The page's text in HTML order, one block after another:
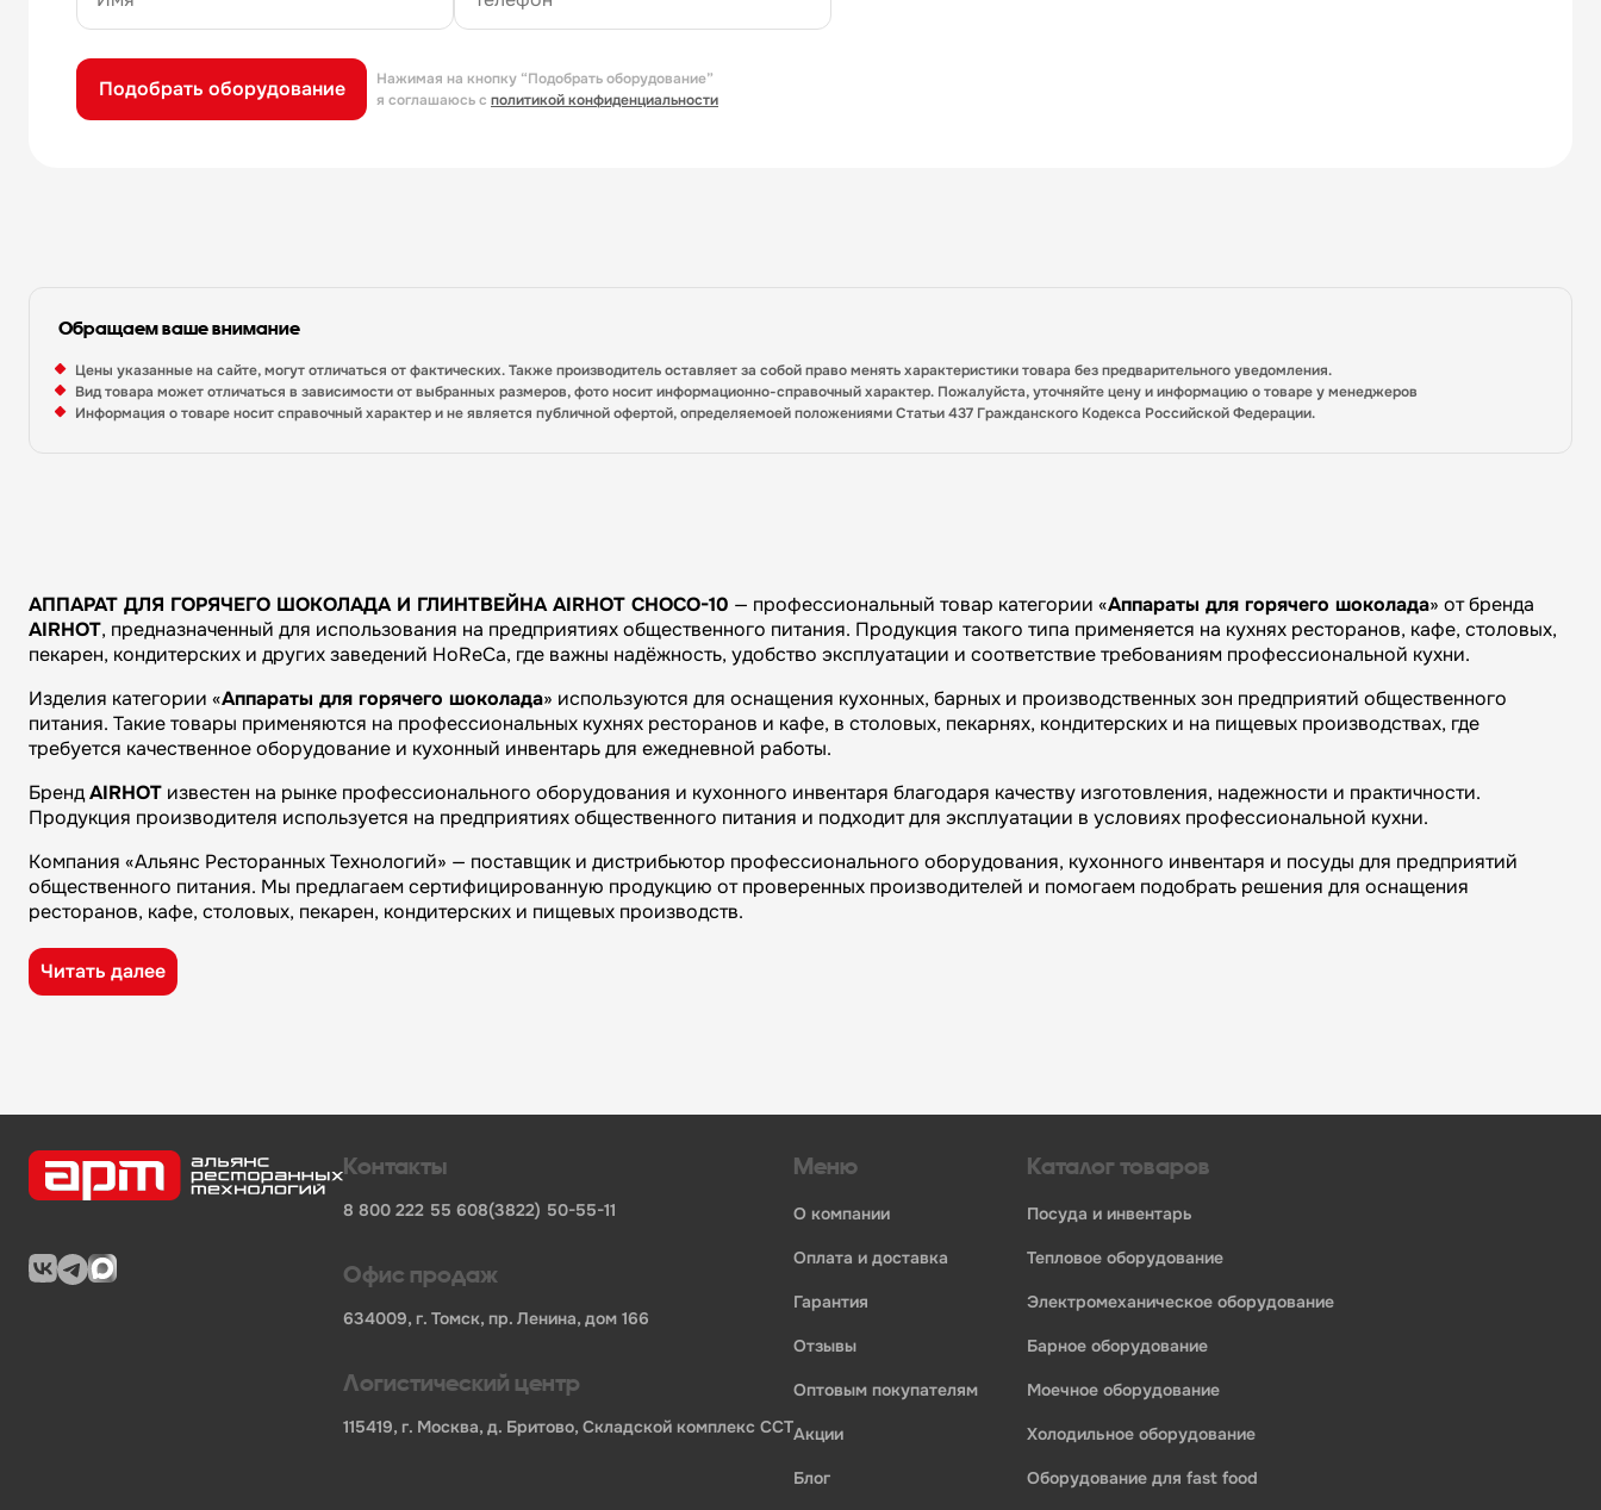
Подобрать оборудование
Нажимая на кнопку “Подобрать оборудование”
я соглашаюсь с политикой конфиденциальности
Обращаем ваше внимание
Цены указанные на сайте, могут отличаться от фактических. Также производитель оставляет за собой право менять характеристики товара без предварительного уведомления.
Вид товара может отличаться в зависимости от выбранных размеров, фото носит информационно-справочный характер. Пожалуйста, уточняйте цену и информацию о товаре у менеджеров
Информация о товаре носит справочный характер и не является публичной офертой, определяемоей положениями Статьи 437 Гражданского Кодекса Российской Федерации.
АППАРАТ ДЛЯ ГОРЯЧЕГО ШОКОЛАДА И ГЛИНТВЕЙНА AIRHOT CHOCO-10 — профессиональный товар категории «Аппараты для горячего шоколада» от бренда
AIRHOT, предназначенный для использования на предприятиях общественного питания. Продукция такого типа применяется на кухнях ресторанов, кафе, столовых,
пекарен, кондитерских и других заведений HoReCa, где важны надёжность, удобство эксплуатации и соответствие требованиям профессиональной кухни.
Изделия категории «Аппараты для горячего шоколада» используются для оснащения кухонных, барных и производственных зон предприятий общественного
питания. Такие товары применяются на профессиональных кухнях ресторанов и кафе, в столовых, пекарнях, кондитерских и на пищевых производствах, где
требуется качественное оборудование и кухонный инвентарь для ежедневной работы.
БрендAIRHOT известен на рынке профессионального оборудования и кухонного инвентаря благодаря качеству изготовления, надежности и практичности.
Продукция производителя используется на предприятиях общественного питания и подходит для эксплуатации в условиях профессиональной кухни.
Компания «Альянс Ресторанных Технологий» — поставщик и дистрибьютор профессионального оборудования, кухонного инвентаря и посуды для предприятий
общественного питания. Мы предлагаем сертифицированную продукцию от проверенных производителей и помогаем подобрать решения для оснащения
ресторанов, кафе, столовых, пекарен, кондитерских и пищевых производств.
Преимущества компании «Альянс Ресторанных Технологий»:
широкий ассортимент оборудования, кухонного инвентаря и посуды для HoReCa
Бренд - AIRHOT
Высота БРУТТО, мм
Вес БРУТТО, кг
В нашем каталоге также представлены другие категории профессионального оборудования для оснащения предприятий общественного питания:
вакуумные упаковочные аппараты
Читать далее
Контакты
8 800 222 55 608(3822) 50-55-11
Офис продаж
634009, г. Томск, пр. Ленина, дом 166
Логистический центр
115419, г. Москва, д. Бритово, Складской комплекс ССТ
Меню
о компании
оплата и доставка
гарантия
отзывы
оптовым покупателям
акции
блог
Каталог товаров
посуда и инвентарь
тепловое оборудование
электромеханическое оборудование
барное оборудование
моечное оборудование
холодильное оборудование
оборудование для fast food